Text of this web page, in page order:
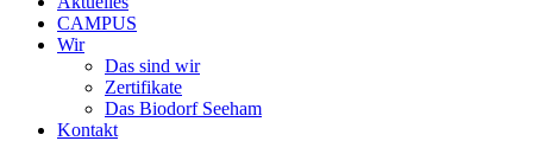
CAMPUS
Wir
Das sind wir
Zertifikate
Das Biodorf Seeham
Kontakt